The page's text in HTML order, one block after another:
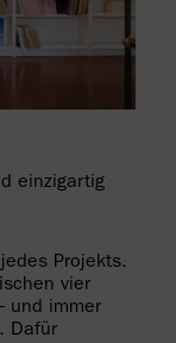
einzigartig
Projekts.
vier
und immer
Dafür